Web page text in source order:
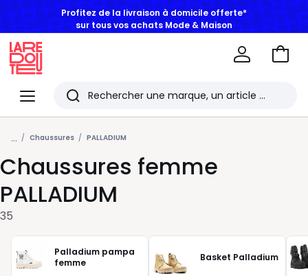
Profitez de la livraison à domicile offerte*
sur tous vos achats Mode & Maison
Menu
Redoute
Rechercher
Les
derniers
articles
consultés
Aller
... Chaussures PALLADIUM
Chaussures femme
PALLADIUM
35
Palladium pampa
femme
Basket Palladium